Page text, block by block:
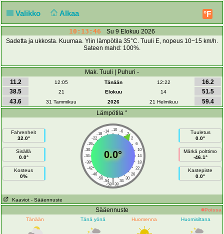
Valikko Alkaa °F
10:13:47
Su 9 Elokuu 2026
Sadetta ja ukkosta. Kuumaa. Ylin lämpötila 35°C. Tuuli E, nopeus 10−15 km/h.
Sateen mahd: 100%.
Mak. Tuuli | Puhuri -
11.2
12:05 Tänään 12:22
16.2
38.5
21 Elokuu 14
51.5
43.6
31 Tammikuu 2026 21 Helmikuu
59.4
Lämpötila °
Fahrenheit
32.0°
Sisällä
0.0°
Kosteus
0%
-10
-14 -6
-18
-2
-22
2
-26
6
-30
10
-34
14
-38
18
-42
22
-46
26
-50
30
-54 34
|
-58 38
0.0°
Tuuletus
0.0°
Märkä polttimo
-46.1°
Kastepiste
0.0°
Kaaviot - Sääennuste
Sääennuste
Poissa
Tänään
Tänä yönä Huomenna Huomisiltana